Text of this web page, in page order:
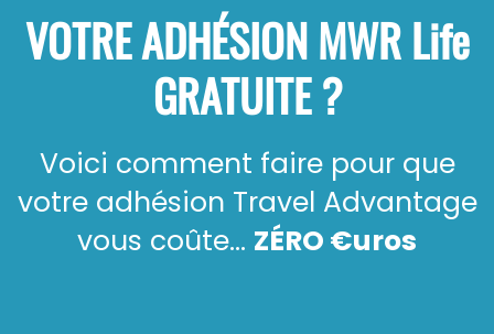
VOTRE ADHÉSION MWR Life
GRATUITE ?
Voici comment faire pour que
votre adhésion Travel Advantage
vous coûte... ZÉRO €uros